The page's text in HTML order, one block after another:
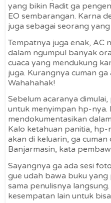
yang bikin Radit ga
EO sembarangan. Karna
juga sebagai seorang
Tempatnya juga enak, AC
dalam ngumpul banyak
cuaca yang mendukung
juga. Kurangnya cuman
Wahahahak!
Sebelum acaranya
untuk menyimpan hp-nya.
mendokumentasikan
Kalo ketahuan panitia,
akan di keluarin, ga
Banjarmasin, kata
Sayangnya ga ada sesi
gue udah bawa buku
sama penulisnya
kesempatan lain untuk